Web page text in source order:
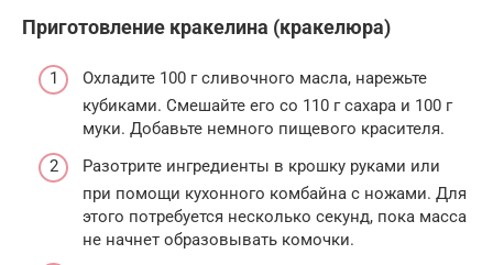
Приготовление кракелина (кракелюра)
Охладите 100 г сливочного масла, нарежьте
кубиками. Смешайте его со 110 г сахара и 100 г
муки. Добавьте немного пищевого красителя.
Разотрите ингредиенты в крошку руками или
при помощи кухонного комбайна с ножами. Для
этого потребуется несколько секунд, пока масса
не начнет образовывать комочки.